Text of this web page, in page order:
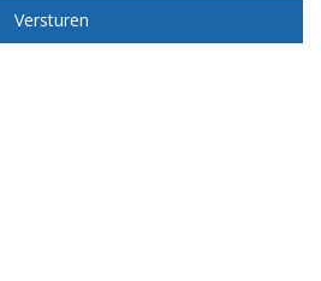
Versturen